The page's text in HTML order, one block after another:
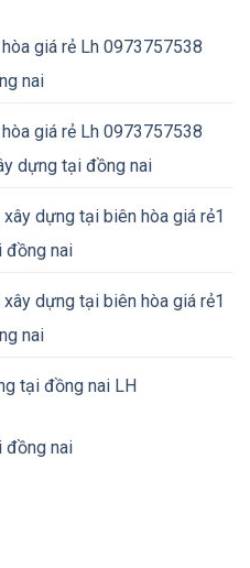
giá rẻ Lh 0973757538
nai
giá rẻ Lh 0973757538
dựng tại đồng nai
dựng tại biên hòa giá rẻ1
đồng nai
dựng tại biên hòa giá rẻ1
nai
tại đồng nai LH
đồng nai